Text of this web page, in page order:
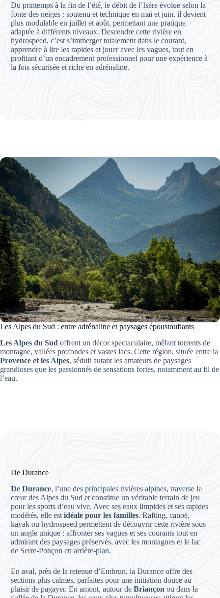
Du printemps à la fin de l’été, le débit de l’Isère évolue selon la
fonte des neiges : soutenu et technique en mai et juin, il devient
plus modulable en juillet et août, permettant une pratique
adaptée à différents niveaux. Descendre cette rivière en
hydrospeed, c’est s’immerger totalement dans le courant,
apprendre à lire les rapides et jouer avec les vagues, tout en
profitant d’un encadrement professionnel pour une expérience à
la fois sécurisée et riche en adrénaline.
Les Alpes du Sud : entre adrénaline et paysages époustouflants
Les Alpes du Sud offrent un décor spectaculaire, mêlant torrents de
montagne, vallées profondes et vastes lacs. Cette région, située entre la
Provence et les Alpes, séduit autant les amateurs de paysages
grandioses que les passionnés de sensations fortes, notamment au fil de
l’eau.
De Durance
De Durance, l’une des principales rivières alpines, traverse le
cœur des Alpes du Sud et constitue un véritable terrain de jeu
pour les sports d’eau vive. Avec ses eaux limpides et ses rapides
modérés, elle estidéale pour les familles. Rafting, canoë,
kayak ou hydrospeed permettent de découvrir cette rivière sous
un angle unique : affronter ses vagues et ses courants tout en
admirant des paysages préservés, avec les montagnes et le lac
de Serre-Ponçon en arrière-plan.
En aval, près de la retenue d’Embrun, la Durance offre des
sections plus calmes, parfaites pour une initiation douce au
plaisir de pagayer. En amont, autour deBriançon ou dans la